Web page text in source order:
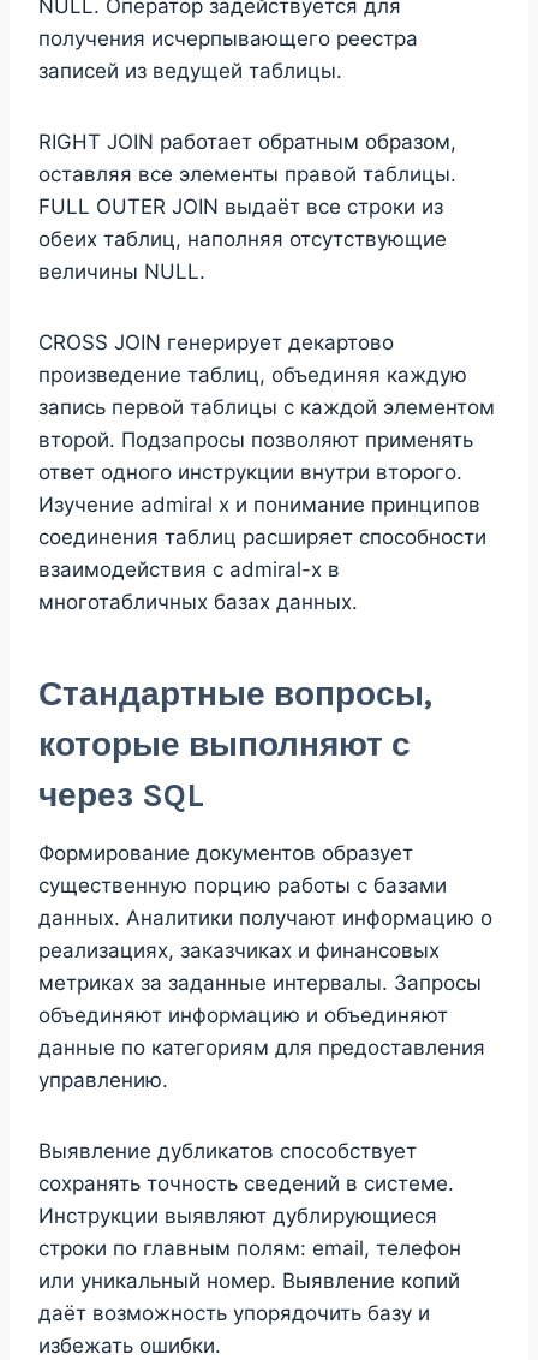
NULL. Оператор задействуется для
получения исчерпывающего реестра
записей из ведущей таблицы.
RIGHT JOIN работает обратным образом,
оставляя все элементы правой таблицы.
FULL OUTER JOIN выдаёт все строки из
обеих таблиц, наполняя отсутствующие
величины NULL.
CROSS JOIN генерирует декартово
произведение таблиц, объединяя каждую
запись первой таблицы с каждой элементом
второй. Подзапросы позволяют применять
ответ одного инструкции внутри второго.
Изучение admiral x и понимание принципов
соединения таблиц расширяет способности
взаимодействия с admiral-x в
многотабличных базах данных.
Стандартные вопросы,
которые выполняют с
через SQL
Формирование документов образует
существенную порцию работы с базами
данных. Аналитики получают информацию о
реализациях, заказчиках и финансовых
метриках за заданные интервалы. Запросы
объединяют информацию и объединяют
данные по категориям для предоставления
управлению.
Выявление дубликатов способствует
сохранять точность сведений в системе.
Инструкции выявляют дублирующиеся
строки по главным полям: email, телефон
или уникальный номер. Выявление копий
даёт возможность упорядочить базу и
избежать ошибки.